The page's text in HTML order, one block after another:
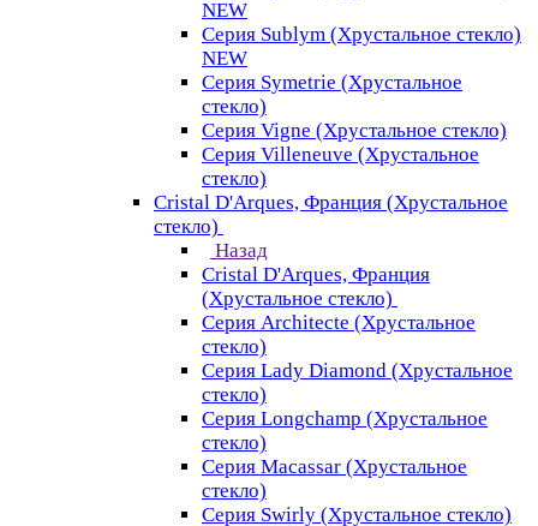
NEW
Серия Sublym (Хрустальное стекло)
NEW
Серия Symetrie (Хрустальное
стекло)
Серия Vigne (Хрустальное стекло)
Серия Villeneuve (Хрустальное
стекло)
Cristal D'Arques, Франция (Хрустальное
стекло)
Назад
Cristal D'Arques, Франция
(Хрустальное стекло)
Серия Architecte (Хрустальное
стекло)
Серия Lady Diamond (Хрустальное
стекло)
Серия Longchamp (Хрустальное
стекло)
Серия Macassar (Хрустальное
стекло)
Серия Swirly (Хрустальное стекло)